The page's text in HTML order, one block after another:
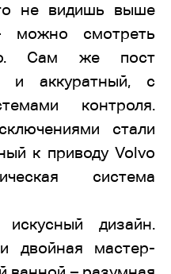
не видишь выше
можно смотреть
Сам же пост
и аккуратный, с
контроля.
стали
к приводу Volvo
система
дизайн.
двойная мастер-